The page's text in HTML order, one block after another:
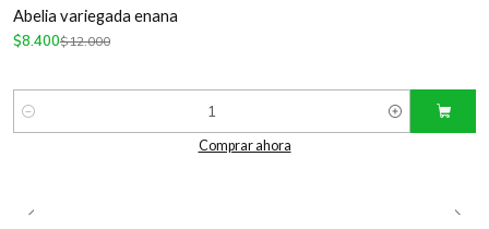
Abelia variegada enana
$8.400$12.000
Cantidad
Comprar ahora